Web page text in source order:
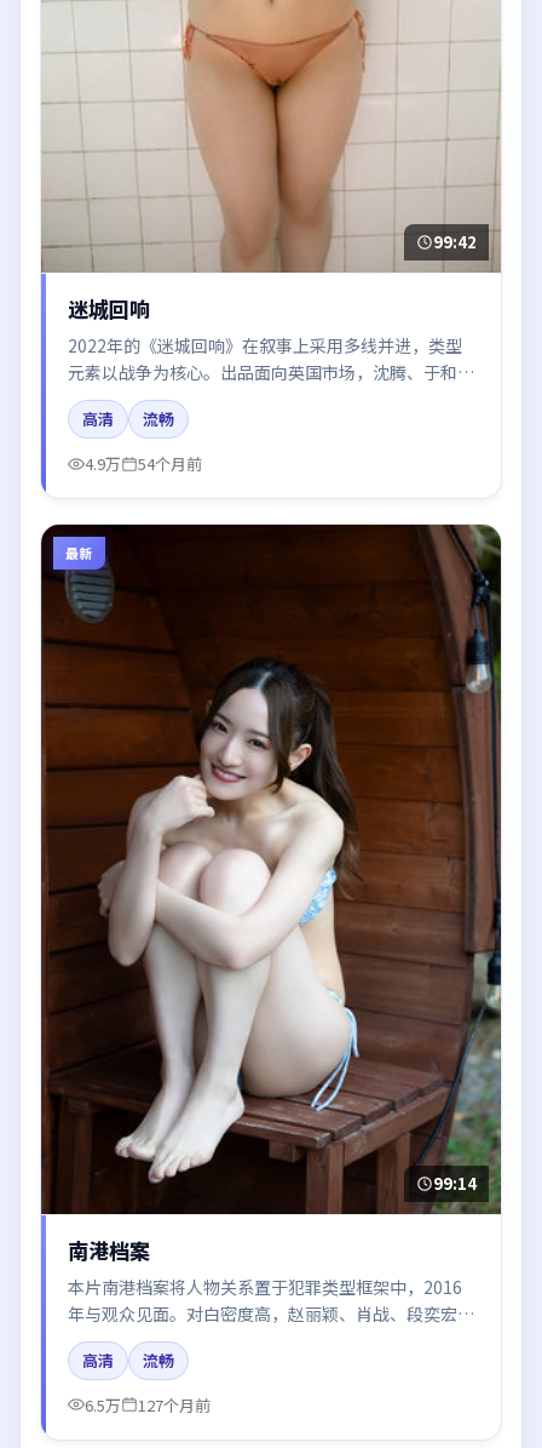
99:42
迷城回响
2022年的《迷城回响》在叙事上采用多线并进，类型
元素以战争为核心。出品面向英国市场，沈腾、于和
伟、迪丽热巴、廖凡、肖战所饰角色推动关键反转，结
尾留白引发讨论。
高清
流畅
4.9万
54个月前
最新
99:14
南港档案
本片南港档案将人物关系置于犯罪类型框架中，2016
年与观众见面。对白密度高，赵丽颖、肖战、段奕宏、
倪妮、周冬雨的台词节奏值得关注；整体气质偏中国大
陆都市与冷色调摄影。
高清
流畅
6.5万
127个月前